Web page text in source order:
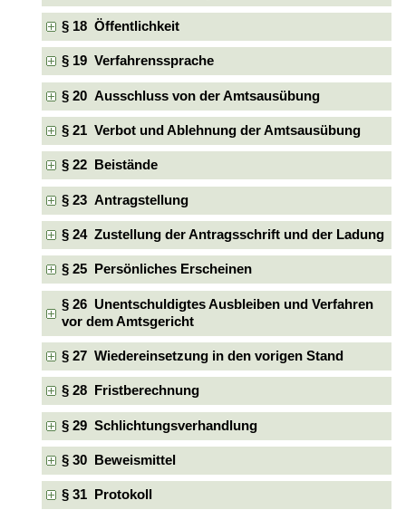
§ 18 Öffentlichkeit
§ 19 Verfahrenssprache
§ 20 Ausschluss von der Amtsausübung
§ 21 Verbot und Ablehnung der Amtsausübung
§ 22 Beistände
§ 23 Antragstellung
§ 24 Zustellung der Antragsschrift und der Ladung
§ 25 Persönliches Erscheinen
§ 26 Unentschuldigtes Ausbleiben und Verfahren
vor dem Amtsgericht
§ 27 Wiedereinsetzung in den vorigen Stand
§ 28 Fristberechnung
§ 29 Schlichtungsverhandlung
§ 30 Beweismittel
§ 31 Protokoll